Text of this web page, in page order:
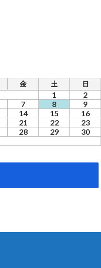
金 土 日
1
2
7 8
9
14 15
16
21 22
23
28 29
30